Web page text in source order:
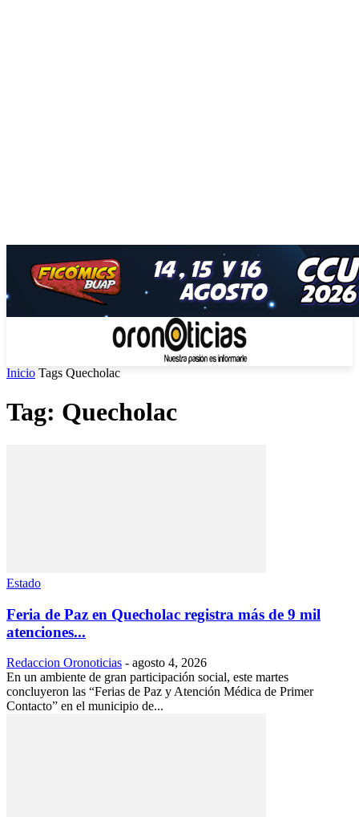
Inicio Tags Quecholac
Tag: Quecholac
Estado
Feria de Paz en Quecholac registra más de 9 mil
atenciones...
Redaccion Oronoticias - agosto 4, 2026
En un ambiente de gran participación social, este martes
concluyeron las “Ferias de Paz y Atención Médica de Primer
Contacto” en el municipio de...